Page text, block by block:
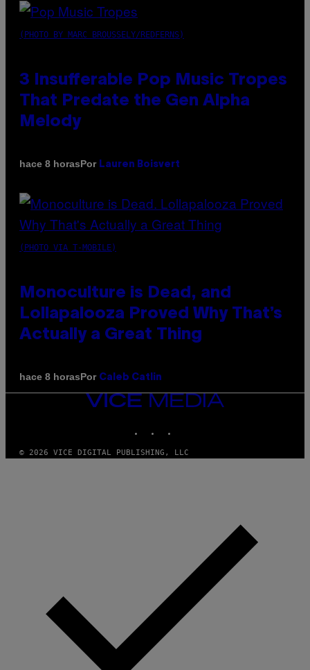
(PHOTO BY MARC BROUSSELY/REDFERNS)
3 Insufferable Pop Music Tropes
That Predate the Gen Alpha
Melody
hace 8 horasPor Lauren Boisvert
(PHOTO VIA T-MOBILE)
Monoculture is Dead, and
Lollapalooza Proved Why That’s
Actually a Great Thing
hace 8 horasPor Caleb Catlin
VICE
MEDIA
© 2026 VICE DIGITAL PUBLISHING, LLC